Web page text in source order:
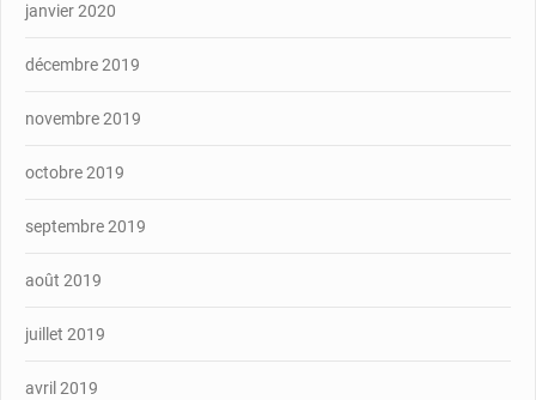
janvier 2020
décembre 2019
novembre 2019
octobre 2019
septembre 2019
août 2019
juillet 2019
avril 2019